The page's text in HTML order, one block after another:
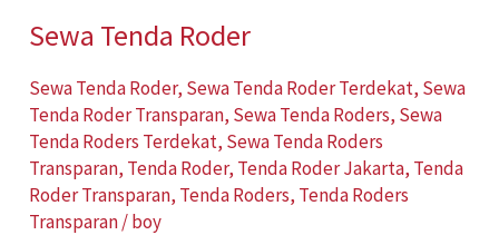
Sewa Tenda Roder
Sewa Tenda Roder, Sewa Tenda Roder Terdekat, Sewa
Tenda Roder Transparan, Sewa Tenda Roders, Sewa
Tenda Roders Terdekat, Sewa Tenda Roders
Transparan, Tenda Roder, Tenda Roder Jakarta, Tenda
Roder Transparan, Tenda Roders, Tenda Roders
Transparan/boy